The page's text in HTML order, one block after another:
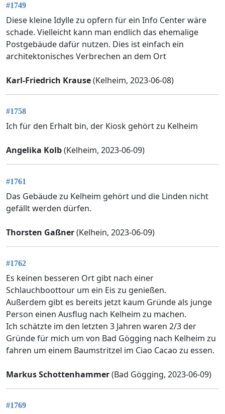
#1749
Diese kleine Idylle zu opfern für ein Info Center wäre
schade. Vielleicht kann man endlich das ehemalige
Postgebäude dafür nutzen. Dies ist einfach ein
architektonisches Verbrechen an dem Ort
Karl-Friedrich Krause(Kelheim, 2023-06-08)
#1758
Ich für den Erhalt bin, der Kiosk gehört zu Kelheim
Angelika Kolb(Kelheim, 2023-06-09)
#1761
Das Gebäude zu Kelheim gehört und die Linden nicht
gefällt werden dürfen.
Thorsten Gaßner(Kelhein, 2023-06-09)
#1762
Es keinen besseren Ort gibt nach einer
Schlauchboottour um ein Eis zu genießen.
Außerdem gibt es bereits jetzt kaum Gründe als junge
Person einen Ausflug nach Kelheim zu machen.
Ich schätzte im den letzten 3 Jahren waren 2/3 der
Gründe für mich um von Bad Gögging nach Kelheim zu
fahren um einem Baumstritzel im Ciao Cacao zu essen.
Markus Schottenhammer(Bad Gögging, 2023-06-09)
#1769